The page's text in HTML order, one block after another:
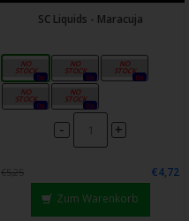
SC Liquids - Maracuja
0mg
0x
3mg
0x
6mg
0x
12mg
0x
18mg
0x
- +
€5,25
€4,72
Zum Warenkorb